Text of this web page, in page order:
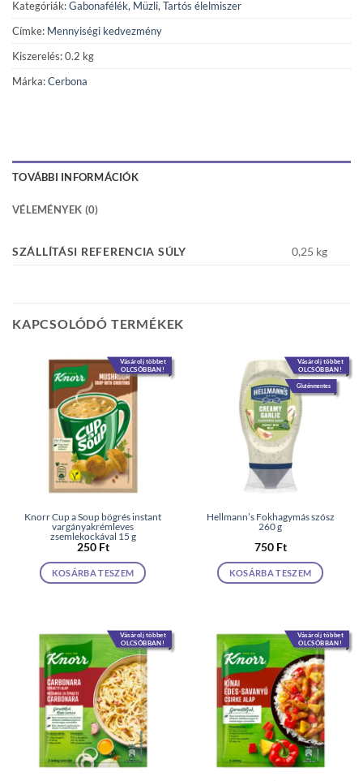
Kategóriák:Gabonafélék, Müzli, Tartós élelmiszer
Címke: Mennyiségi kedvezmény
Kiszerelés: 0.2 kg
Márka:Cerbona
TOVÁBBI INFORMÁCIÓK
VÉLEMÉNYEK (0)
SZÁLLÍTÁSI REFERENCIA SÚLY 0,25 kg
KAPCSOLÓDÓ TERMÉKEK
Vásárolj többet
OLCSÓBBAN!
Knorr Cup a Soup bögrés instant
vargányakrémleves
zsemlekockával 15 g
250 Ft
KOSÁRBA TESZEM
Vásárolj többet
OLCSÓBBAN!
Gluténmentes
Hellmann’s Fokhagymás szósz
260 g
750 Ft
KOSÁRBA TESZEM
Vásárolj többet
OLCSÓBBAN!
Vásárolj többet
OLCSÓBBAN!